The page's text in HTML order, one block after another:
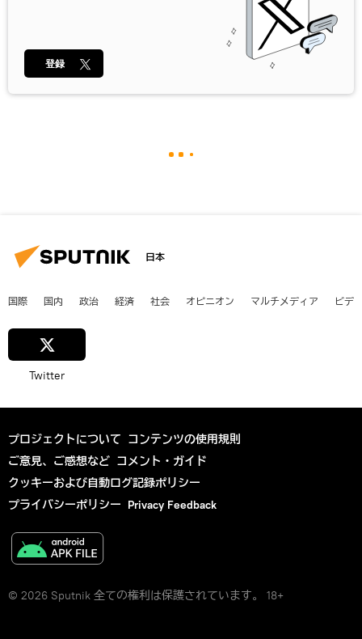
登録
日本
国際 国内 政治 経済 社会 オピニオン マルチメディア ビデ
Twitter
プロジェクトについて コンテンツの使用規則
ご意見、ご感想など コメント・ガイド
クッキーおよび自動ログ記録ポリシー
プライバシーポリシー Privacy Feedback
© 2026 Sputnik 全ての権利は保護されています。 18+